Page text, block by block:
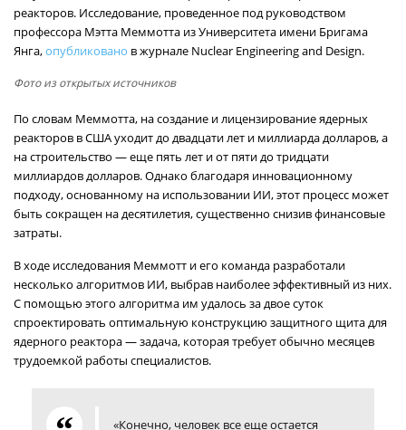
реакторов. Исследование, проведенное под руководством
профессора Мэтта Меммотта из Университета имени Бригама
Янга,опубликовано в журнале Nuclear Engineering and Design.
Фото из открытых источников
По словам Меммотта, на создание и лицензирование ядерных
реакторов в США уходит до двадцати лет и миллиарда долларов, а
на строительство — еще пять лет и от пяти до тридцати
миллиардов долларов. Однако благодаря инновационному
подходу, основанному на использовании ИИ, этот процесс может
быть сокращен на десятилетия, существенно снизив финансовые
затраты.
В ходе исследования Меммотт и его команда разработали
несколько алгоритмов ИИ, выбрав наиболее эффективный из них.
С помощью этого алгоритма им удалось за двое суток
спроектировать оптимальную конструкцию защитного щита для
ядерного реактора — задача, которая требует обычно месяцев
трудоемкой работы специалистов.
«Конечно, человек все еще остается